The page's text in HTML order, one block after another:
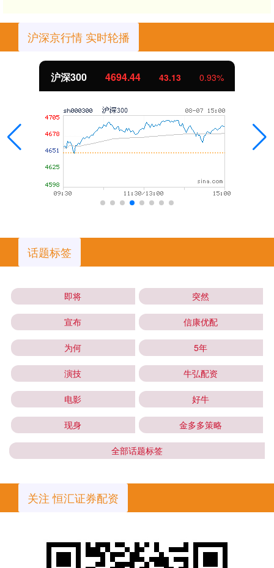
沪深京行情 实时轮播
北证50 1134.24 11.37 1.01%
话题标签
即将 突然
宣布 信康优配
为何 5年
演技 牛弘配资
电影 好牛
现身 金多多策略
全部话题标签
关注 恒汇证券配资